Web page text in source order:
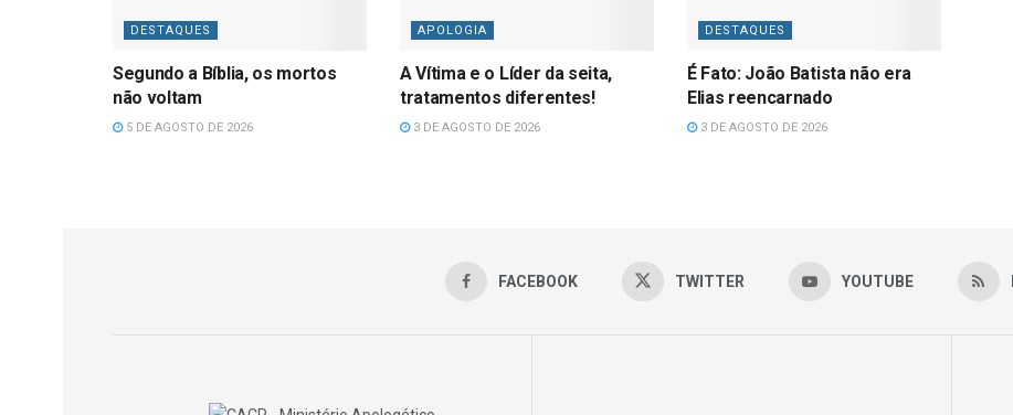
DESTAQUES
Segundo a Bíblia, os mortos
não voltam
5 DE AGOSTO DE 2026
APOLOGIA
A Vítima e o Líder da seita,
tratamentos diferentes!
3 DE AGOSTO DE 2026
DESTAQUES
É Fato: João Batista não era
Elias reencarnado
3 DE AGOSTO DE 2026
FACEBOOK TWITTER YOUTUBE